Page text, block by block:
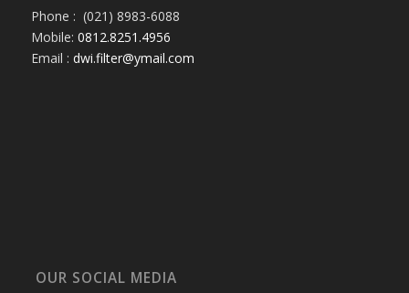
Phone : (021) 8983-6088
Mobile: 0812.8251.4956
Email : dwi.filter@ymail.com
OUR SOCIAL MEDIA